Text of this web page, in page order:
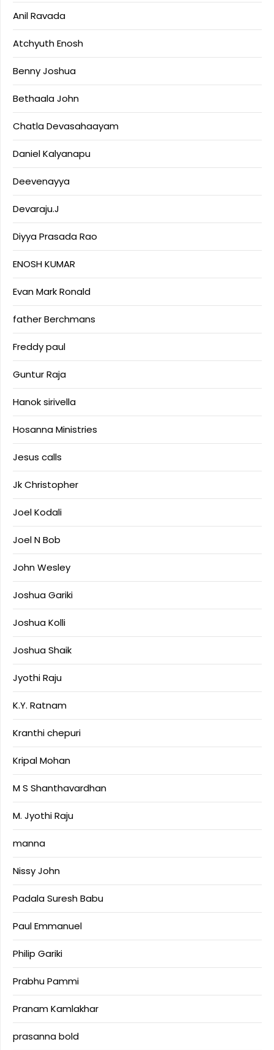
Anil Ravada
Atchyuth Enosh
Benny Joshua
Bethaala John
Chatla Devasahaayam
Daniel Kalyanapu
Deevenayya
Devaraju.J
Diyya Prasada Rao
ENOSH KUMAR
Evan Mark Ronald
father Berchmans
Freddy paul
Guntur Raja
Hanok sirivella
Hosanna Ministries
Jesus calls
Jk Christopher
Joel Kodali
Joel N Bob
John Wesley
Joshua Gariki
Joshua Kolli
Joshua Shaik
Jyothi Raju
K.Y. Ratnam
Kranthi chepuri
Kripal Mohan
M S Shanthavardhan
M. Jyothi Raju
manna
Nissy John
Padala Suresh Babu
Paul Emmanuel
Philip Gariki
Prabhu Pammi
Pranam Kamlakhar
prasanna bold